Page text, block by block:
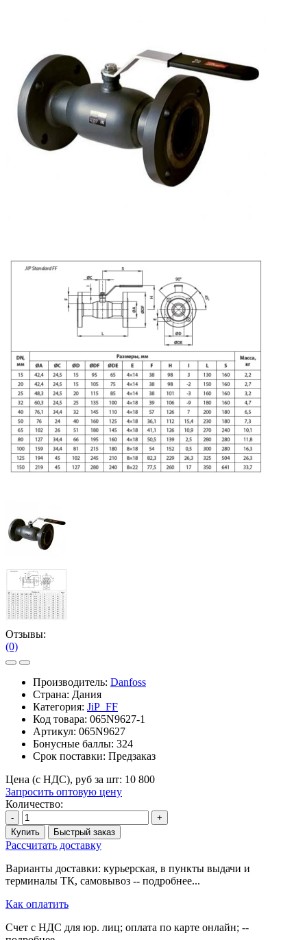
Отзывы:
(0)
Производитель: Danfoss
Страна: Дания
Категория: JiP_FF
Код товара: 065N9627-1
Артикул: 065N9627
Бонусные баллы: 324
Срок поставки: Предзаказ
Цена (с НДС), руб за шт: 10 800
Запросить оптовую цену
Количество:
-
+
Купить
Быстрый заказ
Рассчитать доставку
Варианты доставки: курьерская, в пункты выдачи и
терминалы ТК, самовывоз -- подробнее...
Как оплатить
Счет с НДС для юр. лиц; оплата по карте онлайн; --